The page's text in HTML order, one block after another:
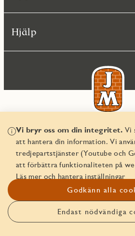
Vi bryr oss om din integritet. Vi
att hantera din information. Vi
tredjepartstjänster (Youtube och
att förbättra funktionaliteten på
Läs mer och hantera inställningar
Godkänn alla
Endast nödvändiga
Hjälp
© JM AB 2026
Organisationsnummer